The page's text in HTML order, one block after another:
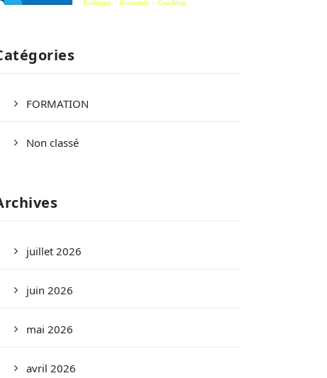
FORMATION
Non classé
juillet 2026
juin 2026
mai 2026
avril 2026